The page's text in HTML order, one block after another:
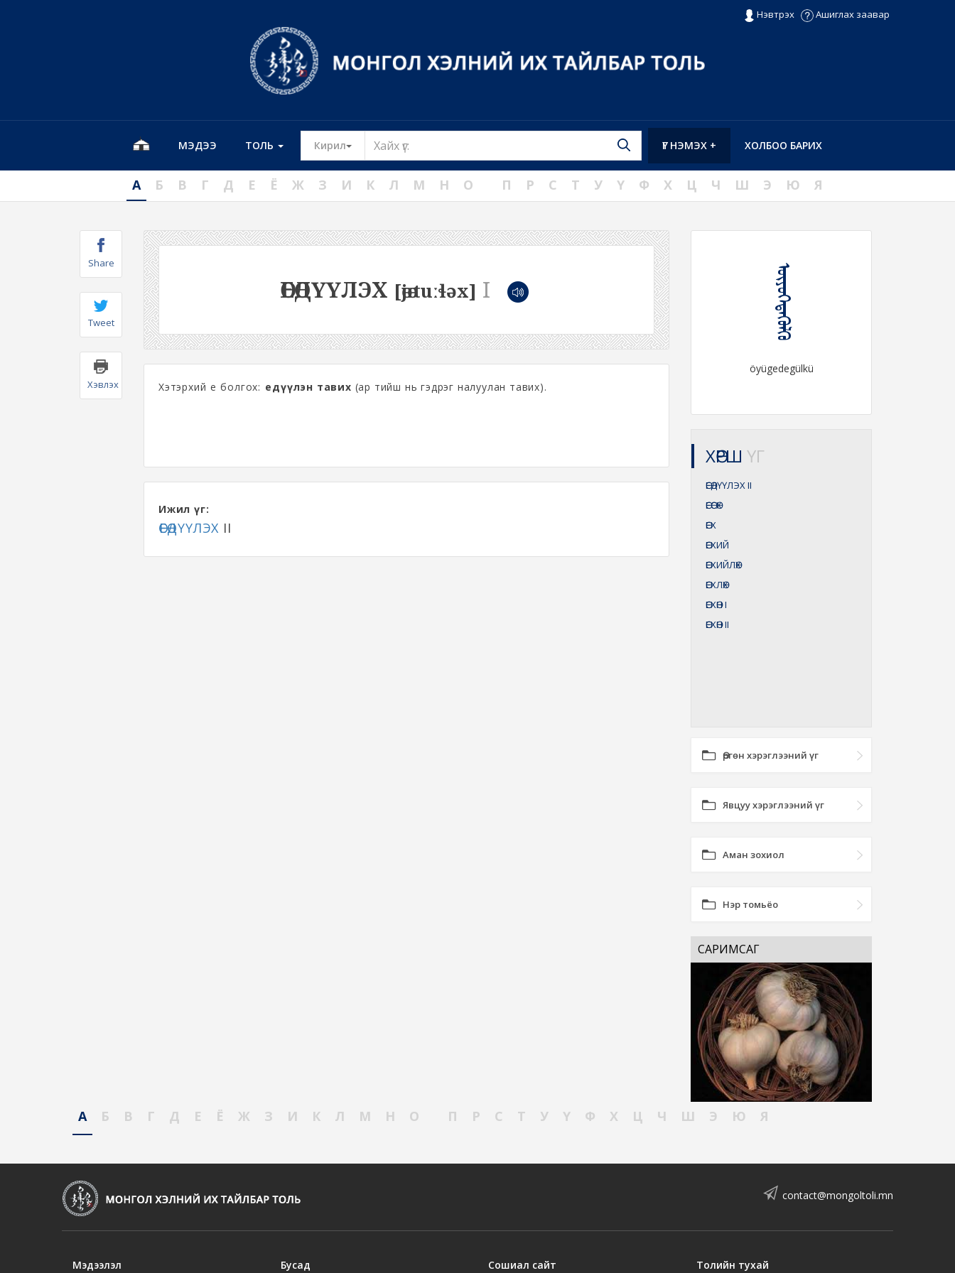
Нэвтрэх Ашиглах заавар
МЭДЭЭ ТОЛЬ Кирил Toggle Dropdown ХОЛБОО БАРИХ
ҮГ НЭМЭХ +
А Б В Г Д Е Ё Ж З И К Л М Н О П Р С Т У Ү Ф Х Ц Ч Ш Э Ю Я
Share
Tweet
Хэвлэх
ӨЕӨДҮҮЛЭХ [өjөːtuːɬəx] I
Хэтэрхий өеө болгох: өеөдүүлэн тавих (ар тийш нь гэдрэг налуулан тавих).
Ижил үг:
ӨЕӨДҮҮЛЭХ II
ᠥᠶᠦᠭᠡᠳᠡᠭᠦᠯᠬᠦ
öyügedegülkü
ХӨРШ ҮГ
ӨЕӨДҮҮЛЭХII
ӨЕӨСӨХ
ӨЕХ
ӨЕХИЙ
ӨЕХИЙЛӨХ
ӨЕХЛӨХ
ӨЕХӨНI
ӨЕХӨНII
Өргөн хэрэглээний үг
Явцуу хэрэглээний үг
Аман зохиол
Нэр томьёо
САРИМСАГ
А Б В Г Д Е Ё Ж З И К Л М Н О П Р С Т У Ү Ф Х Ц Ч Ш Э Ю Я
contact@mongoltoli.mn
Мэдээлэл Бусад Сошиал сайт Толийн тухай